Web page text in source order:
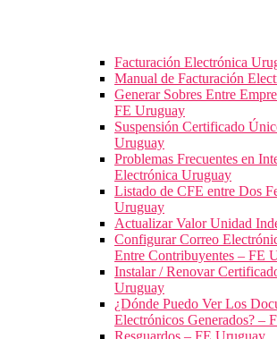
Facturación Electrónica
Manual de Facturación
Generar Sobres Entre
FE Uruguay
Suspensión Certificado
Uruguay
Problemas Frecuentes en
Electrónica Uruguay
Listado de CFE entre Dos
Uruguay
Actualizar Valor Unidad
Configurar Correo
Entre Contribuyentes – FE
Instalar / Renovar
Uruguay
¿Dónde Puedo Ver Los
Electrónicos Generados? –